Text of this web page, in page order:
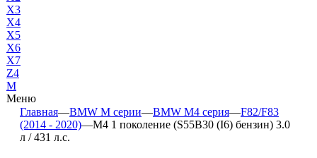
X3
X4
X5
X6
X7
Z4
М
Меню
Главная—BMW М серии—BMW M4 серия—F82/F83
(2014 - 2020)—M4 1 поколение (S55B30 (I6) бензин) 3.0
л / 431 л.с.